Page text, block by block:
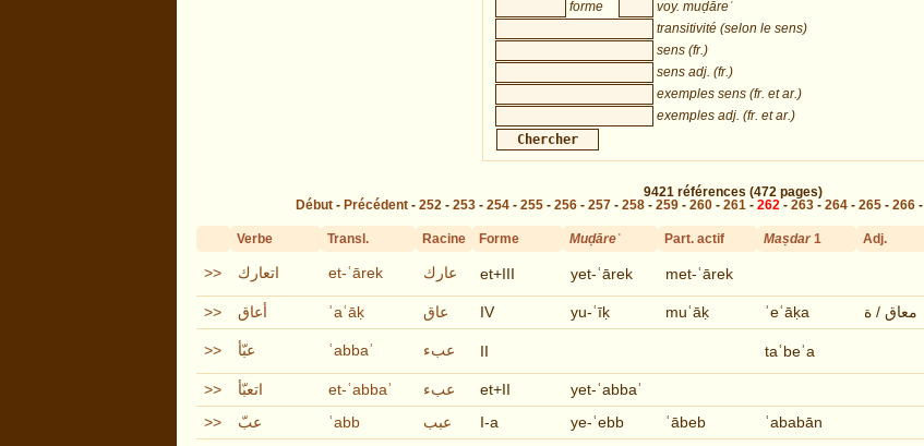
forme
voy. muḍāreʿ
transitivité (selon le sens)
sens (fr.)
sens adj. (fr.)
exemples sens (fr. et ar.)
exemples adj. (fr. et ar.)
9421 références (472 pages)
Début- Précédent- 252 - 253- 254- 255- 256- 257- 258- 259- 260- 261 - 262 - 263- 264- 265- 266-
Verbe Transl. Racine Forme Muḍāreʿ Part. actif Maṣdar1 Adj.
>> اتعارك et-ʿārek عارك et+III yet-ʿārek met-ʿārek
>> أعاق ʾaʿāḳ عاق IV yu-ʿīḳ muʿāḳ ʾeʿāḳa معاق / ة
>> عبّأ ʿabbaʾ عبء II taʿbeʾa
>> اتعبّأ et-ʿabbaʾ عبء et+II yet-ʿabbaʾ
>> عبّ ʿabb عبب I-a ye-ʿebb ʿābeb ʿababān